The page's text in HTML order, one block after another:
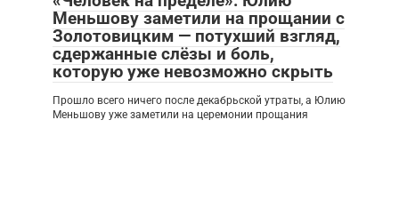
Меньшову заметили на прощании с
Золотовицким — потухший взгляд,
сдержанные слёзы и боль,
которую уже невозможно скрыть
Прошло всего ничего после декабрьской утраты, а Юлию
Меньшову уже заметили на церемонии прощания